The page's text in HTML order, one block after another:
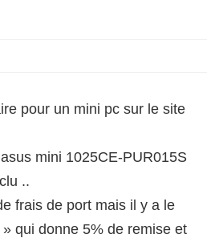
pour un mini pc sur le site
mini 1025CE-PUR015S
..
frais de port mais il y a le
qui donne 5% de remise et